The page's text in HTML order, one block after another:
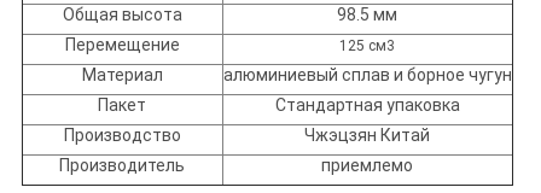
Общая высота
98.5 мм
Перемещение
125 см3
Материал
алюминиевый сплав и борное чугун
Пакет
Стандартная упаковка
Производство
Чжэцзян Китай
Производитель
приемлемо